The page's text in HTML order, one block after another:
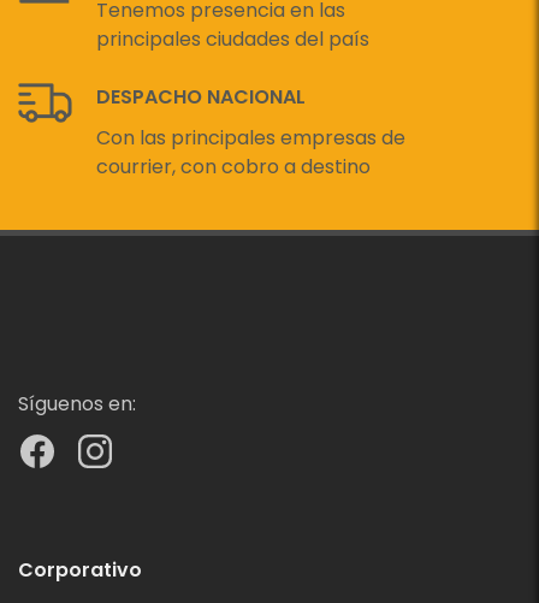
Tenemos presencia en las
principales ciudades del país
DESPACHO NACIONAL
Con las principales empresas de
courrier, con cobro a destino
Síguenos en:
Corporativo